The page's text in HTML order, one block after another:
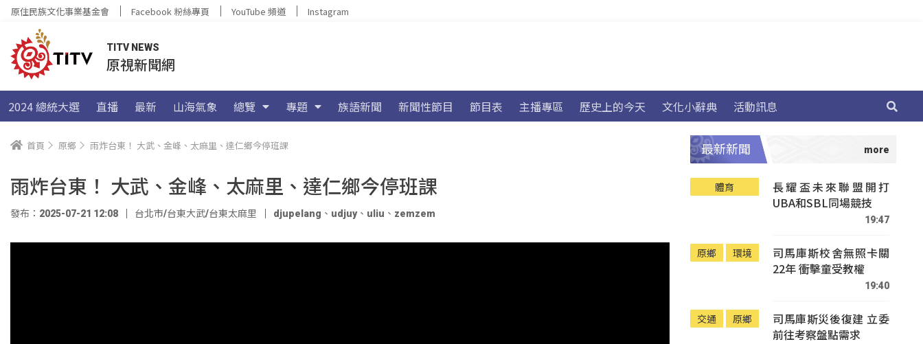
原住民族文化事業基金會 Facebook 粉絲專頁 YouTube 頻道 Instagram
TITV NEWS
原視新聞網
2024 總統大選 直播 最新 山海氣象 總覽 專題 族語新聞 新聞性節目 節目表 主播專區 歷史上的今天 文化小辭典 活動訊息
首頁 原鄉 雨炸台東！ 大武、金峰、太麻里、達仁鄉今停班課
雨炸台東！ 大武、金峰、太麻里、達仁鄉今停班課
發布：2025-07-21 12:08 台北市/台東大武/台東太麻里 djupelang 、 udjuy、 uliu 、 zemzem
最新新聞
體育
長耀盃未來聯盟開打
UBA和SBL同場競技
19:47
原鄉 環境
司馬庫斯校舍無照卡關
22年 衝擊童受教權
19:40
交通 原鄉
司馬庫斯災後復建 立委
前往考察盤點需求